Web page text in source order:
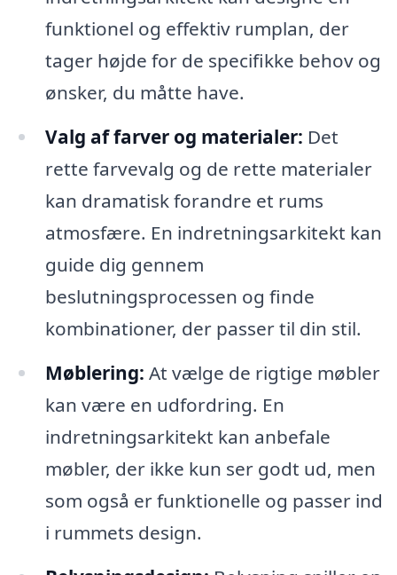
funktionel og effektiv rumplan, der
tager højde for de specifikke behov og
ønsker, du måtte have.
Valg af farver og materialer: Det
rette farvevalg og de rette materialer
kan dramatisk forandre et rums
atmosfære. En indretningsarkitekt kan
guide dig gennem
beslutningsprocessen og finde
kombinationer, der passer til din stil.
Møblering: At vælge de rigtige møbler
kan være en udfordring. En
indretningsarkitekt kan anbefale
møbler, der ikke kun ser godt ud, men
som også er funktionelle og passer ind
i rummets design.